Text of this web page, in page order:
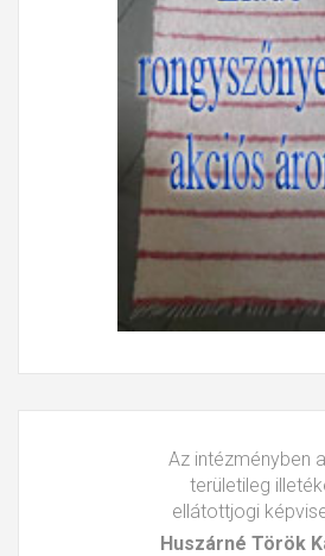
Az intézményben
területileg
ellátottjogi
Huszárné Török